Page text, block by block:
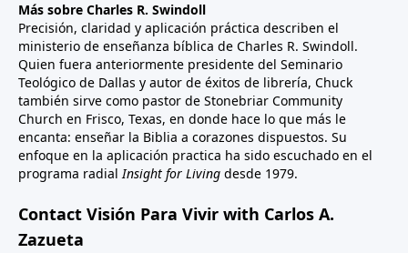
Más sobre Charles R. Swindoll
Precisión, claridad y aplicación práctica describen el
ministerio de enseñanza bíblica de Charles R. Swindoll.
Quien fuera anteriormente presidente del Seminario
Teológico de Dallas y autor de éxitos de librería, Chuck
también sirve como pastor de Stonebriar Community
Church en Frisco, Texas, en donde hace lo que más le
encanta: enseñar la Biblia a corazones dispuestos. Su
enfoque en la aplicación practica ha sido escuchado en el
programa radialInsight for Living desde 1979.
Contact Visión Para Vivir with Carlos A.
Zazueta